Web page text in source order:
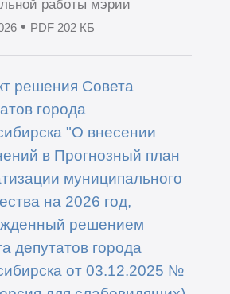
работы мэрии
• PDF 202 КБ
решения Совета
города
"О внесении
в Прогнозный план
муниципального
на 2026 год,
решением
депутатов города
от 03.12.2025 №